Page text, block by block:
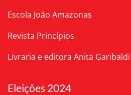
Escola João Amazonas
Revista Princípios
Livraria e editora Anita Garibaldi
Eleições 2024